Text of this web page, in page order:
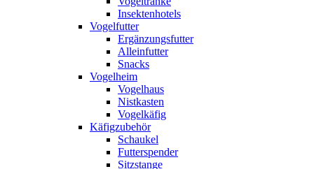
Insektenhotels
Vogelfutter
Ergänzungsfutter
Alleinfutter
Snacks
Vogelheim
Vogelhaus
Nistkasten
Vogelkäfig
Käfigzubehör
Schaukel
Futterspender
Sitzstange